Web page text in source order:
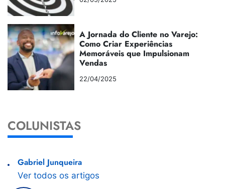
A Jornada do Cliente no Varejo:
Como Criar Experiências
Memoráveis que Impulsionam
Vendas
22/04/2025
COLUNISTAS
Gabriel Junqueira
Ver todos os artigos